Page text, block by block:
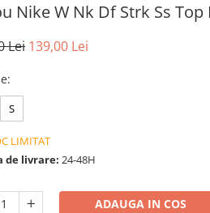
Nike W Nk Df Strk Ss Top
Lei 139,00 Lei
:
S
LIMITAT
de livrare: 24-48H
ADAUGA IN COS